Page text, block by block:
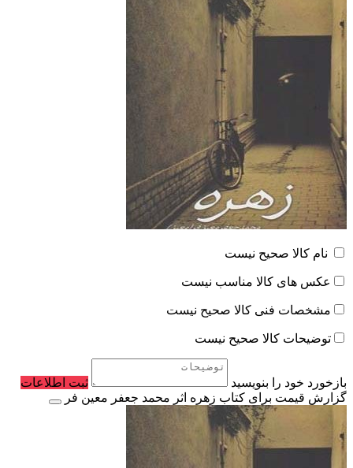
نام کالا صحیح نیست
عکس های کالا مناسب نیست
مشخصات فنی کالا صحیح نیست
توضیحات کالا صحیح نیست
بازخورد خود را بنویسید
ثبت اطلاعات
گزارش قیمت برای کتاب زهره اثر محمد جعفر معین فر